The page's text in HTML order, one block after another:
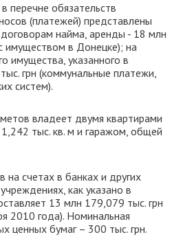
перечне обязательств
(платежей) представлены
найма, аренды - 18 млн
имуществом в Донецке); на
имущества, указанного в
грн (коммунальные платежи,
систем).
владеет двумя квартирами
тыс. кв. м и гаражом, общей
счетах в банках и других
как указано в
13 млн 179,079 тыс. грн
2010 года). Номинальная
ценных бумаг – 300 тыс. грн.